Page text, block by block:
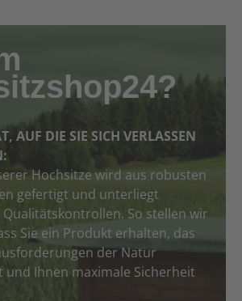
AUF DIE SIE SICH VERLASSEN
Hochsitze wird aus robusten
gefertigt und unterliegt
So stellen wir
Sie ein Produkt erhalten, das
der Natur
und Ihnen maximale Sicherheit